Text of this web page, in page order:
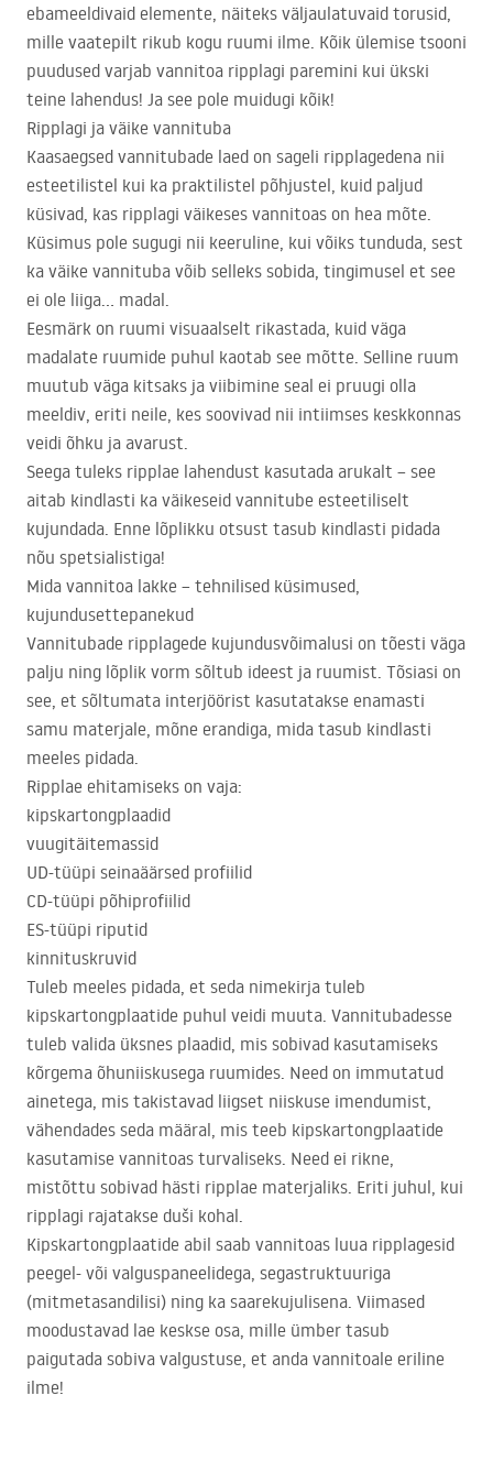
ebameeldivaid elemente, näiteks väljaulatuvaid torusid,
mille vaatepilt rikub kogu ruumi ilme. Kõik ülemise tsooni
puudused varjab vannitoa ripplagi paremini kui ükski
teine lahendus! Ja see pole muidugi kõik!
Ripplagi ja väike vannituba
Kaasaegsed vannitubade laed on sageli ripplagedena nii
esteetilistel kui ka praktilistel põhjustel, kuid paljud
küsivad, kas ripplagi väikeses vannitoas on hea mõte.
Küsimus pole sugugi nii keeruline, kui võiks tunduda, sest
ka väike vannituba võib selleks sobida, tingimusel et see
ei ole liiga… madal.
Eesmärk on ruumi visuaalselt rikastada, kuid väga
madalate ruumide puhul kaotab see mõtte. Selline ruum
muutub väga kitsaks ja viibimine seal ei pruugi olla
meeldiv, eriti neile, kes soovivad nii intiimses keskkonnas
veidi õhku ja avarust.
Seega tuleks ripplae lahendust kasutada arukalt – see
aitab kindlasti ka väikeseid vannitube esteetiliselt
kujundada. Enne lõplikku otsust tasub kindlasti pidada
nõu spetsialistiga!
Mida vannitoa lakke – tehnilised küsimused,
kujundusettepanekud
Vannitubade ripplagede kujundusvõimalusi on tõesti väga
palju ning lõplik vorm sõltub ideest ja ruumist. Tõsiasi on
see, et sõltumata interjöörist kasutatakse enamasti
samu materjale, mõne erandiga, mida tasub kindlasti
meeles pidada.
Ripplae ehitamiseks on vaja:
kipskartongplaadid
vuugitäitemassid
UD-tüüpi seinaäärsed profiilid
CD-tüüpi põhiprofiilid
ES-tüüpi riputid
kinnituskruvid
Tuleb meeles pidada, et seda nimekirja tuleb
kipskartongplaatide puhul veidi muuta. Vannitubadesse
tuleb valida üksnes plaadid, mis sobivad kasutamiseks
kõrgema õhuniiskusega ruumides. Need on immutatud
ainetega, mis takistavad liigset niiskuse imendumist,
vähendades seda määral, mis teeb kipskartongplaatide
kasutamise vannitoas turvaliseks. Need ei rikne,
mistõttu sobivad hästi ripplae materjaliks. Eriti juhul, kui
ripplagi rajatakse duši kohal.
Kipskartongplaatide abil saab vannitoas luua ripplagesid
peegel- või valguspaneelidega, segastruktuuriga
(mitmetasandilisi) ning ka saarekujulisena. Viimased
moodustavad lae keskse osa, mille ümber tasub
paigutada sobiva valgustuse, et anda vannitoale eriline
ilme!